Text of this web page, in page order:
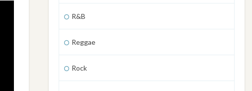
R&B
Reggae
Rock